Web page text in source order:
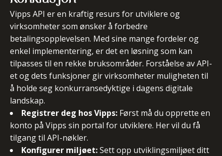
Vipps API er en kraftig resurs for utviklere og
virksomheter som ønsker å forbedre
betalingsopplevelsen. Med sine mange fordeler og
enkel implementering, er det en løsning som kan
tilpasses til en rekke bruksområder. Forståelse av API-
et og dets funksjoner gir virksomheter muligheten til
å holde seg konkurransedyktige i dagens digitale
landskap.
Registrer deg hos Vipps: Først må du opprette en
konto på Vipps sin portal for utviklere. Her vil du få
tilgang til API-nøkler.
Konfigurer miljøet:Sett opp utviklingsmiljøet ditt